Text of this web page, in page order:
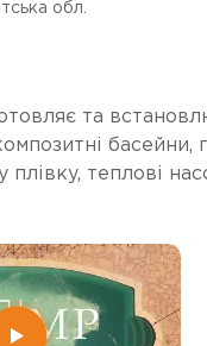
обл.
та
плівку, теплові